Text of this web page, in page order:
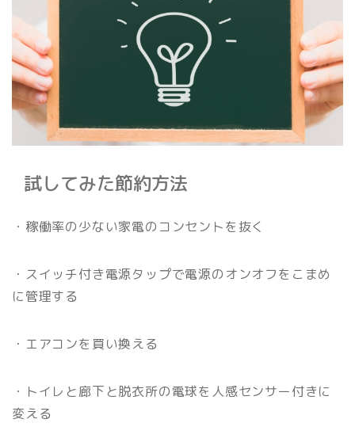
試してみた節約方法
・稼働率の少ない家電のコンセントを抜く
・スイッチ付き電源タップで電源のオンオフをこまめ
に管理する
・エアコンを買い換える
・トイレと廊下と脱衣所の電球を人感センサー付きに
変える